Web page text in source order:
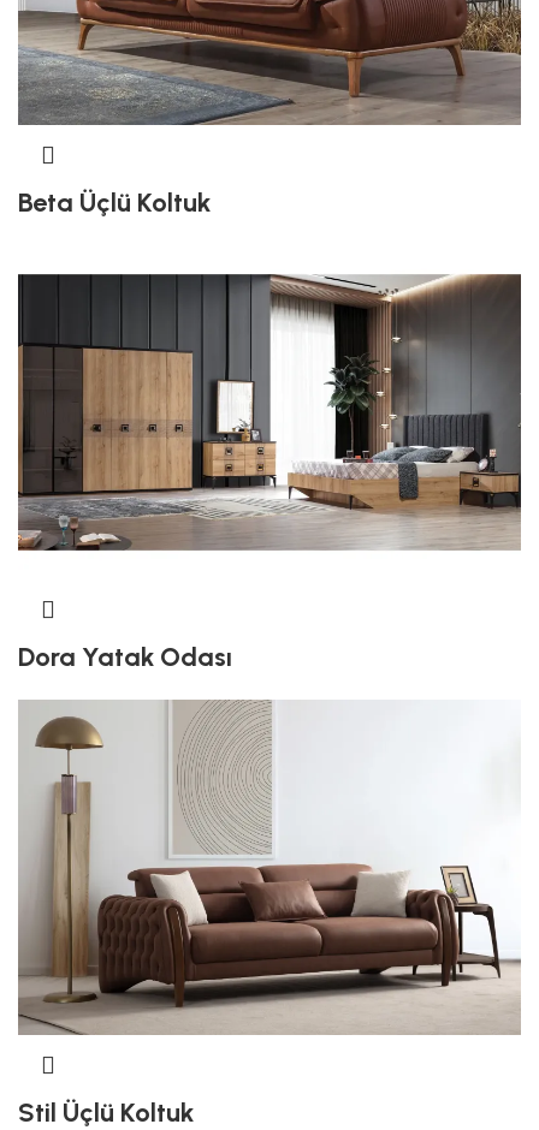
Beta Üçlü Koltuk
Dora Yatak Odası
Stil Üçlü Koltuk